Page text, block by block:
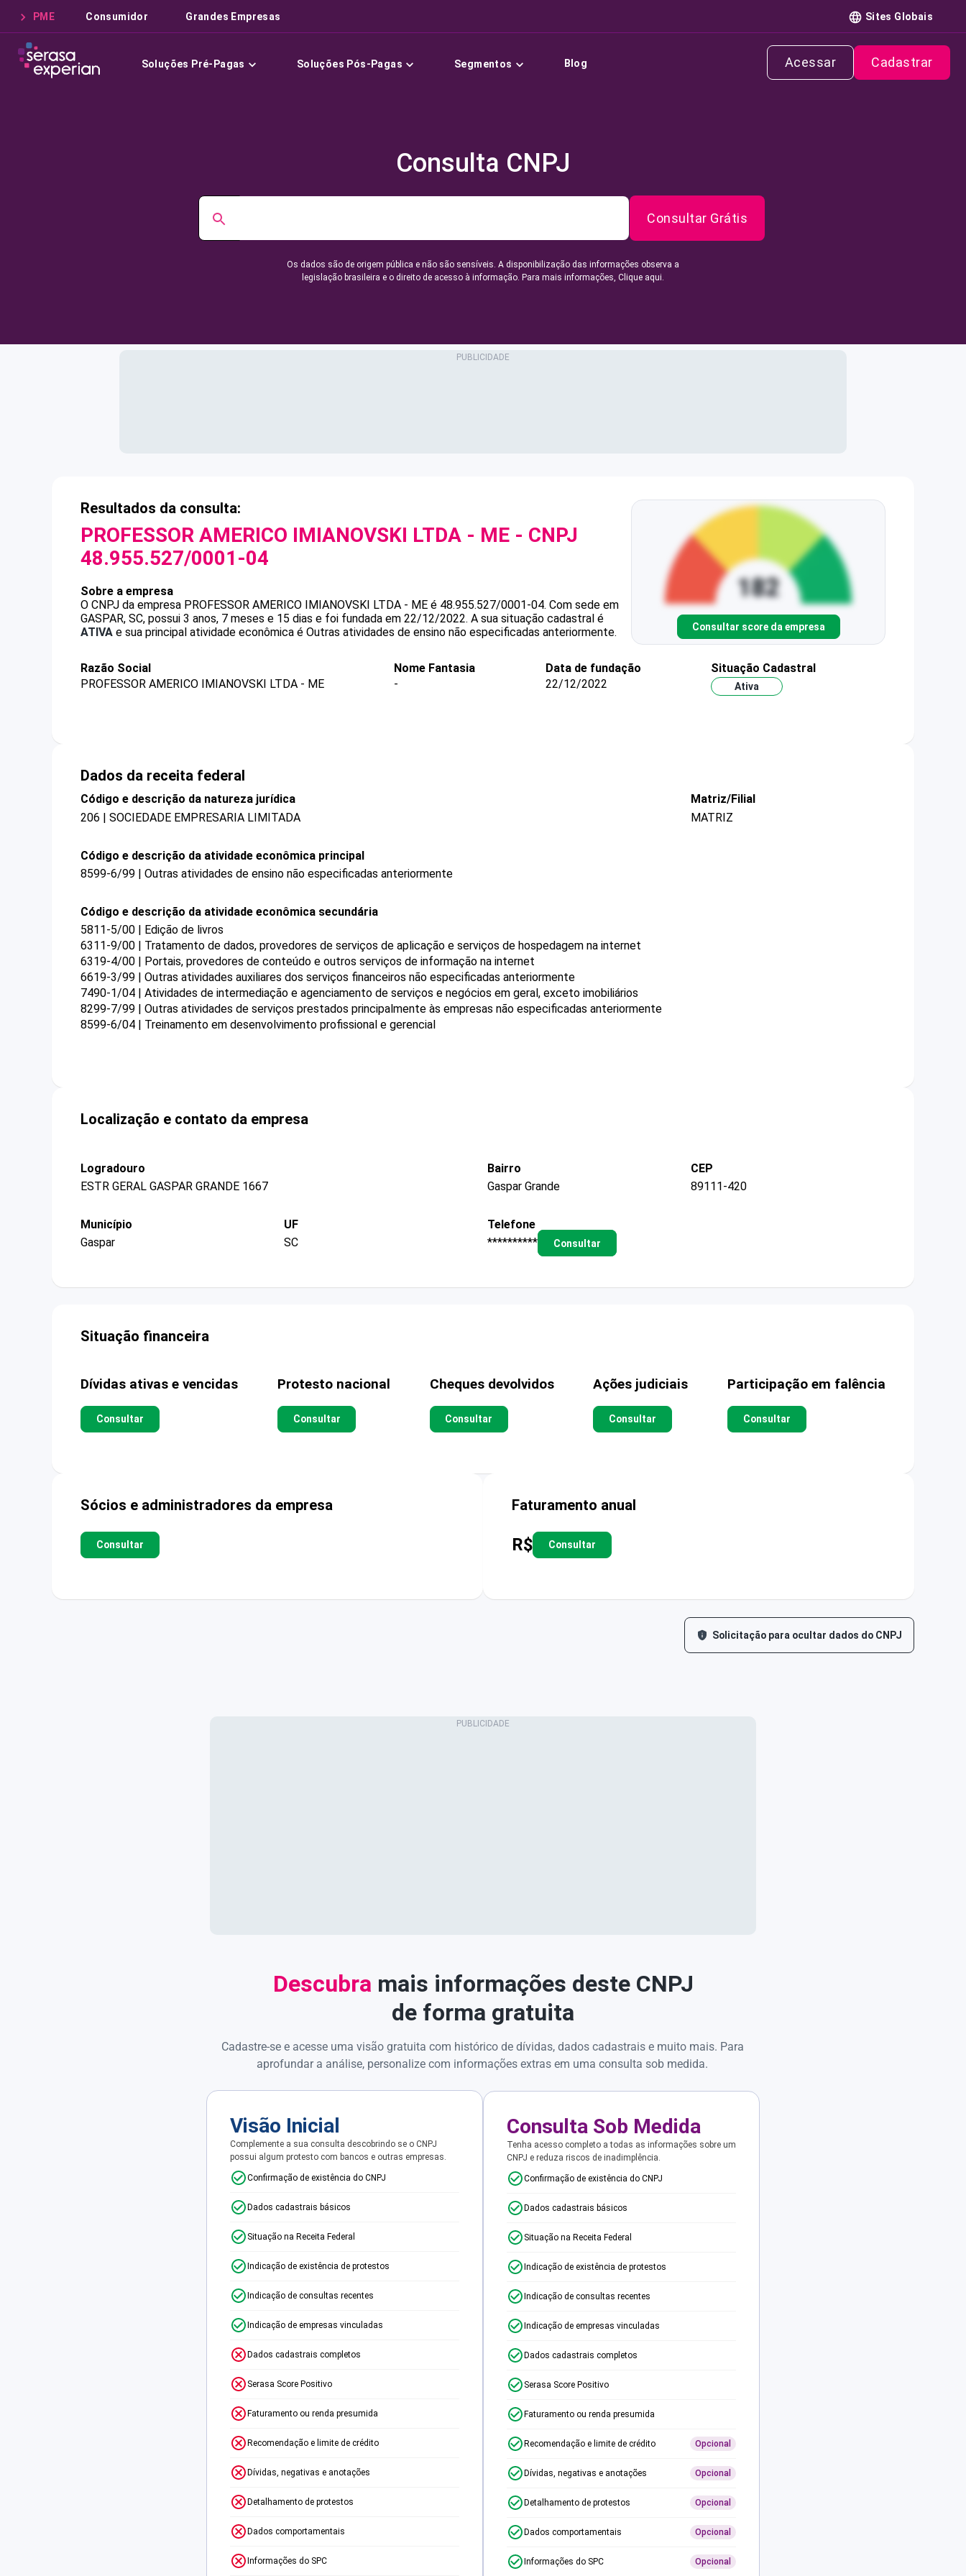
PME Consumidor Grandes Empresas Sites Globais
Soluções Pré-Pagas Soluções Pós-Pagas Segmentos Blog Acessar Cadastrar
Consulta CNPJ
Consultar Grátis
Os dados são de origem pública e não são sensíveis. A disponibilização das informações observa a
legislação brasileira e o direito de acesso à informação. Para mais informações, Clique aqui.
Resultados da consulta:
PROFESSOR AMERICO IMIANOVSKI LTDA - ME - CNPJ
48.955.527/0001-04
Sobre a empresa
O CNPJ da empresa PROFESSOR AMERICO IMIANOVSKI LTDA - ME é 48.955.527/0001-04. Com sede em
GASPAR, SC, possui 3 anos, 7 meses e 15 dias e foi fundada em 22/12/2022. A sua situação cadastral é
ATIVA e sua principal atividade econômica é Outras atividades de ensino não especificadas anteriormente. Consultar score da empresa
Razão Social
PROFESSOR AMERICO IMIANOVSKI LTDA - ME
Nome Fantasia
-
Data de fundação
22/12/2022
Situação Cadastral
Ativa
Dados da receita federal
Código e descrição da natureza jurídica
206 | SOCIEDADE EMPRESARIA LIMITADA
Matriz/Filial
MATRIZ
Código e descrição da atividade econômica principal
8599-6/99 | Outras atividades de ensino não especificadas anteriormente
Código e descrição da atividade econômica secundária
5811-5/00 | Edição de livros
6311-9/00 | Tratamento de dados, provedores de serviços de aplicação e serviços de hospedagem na internet
6319-4/00 | Portais, provedores de conteúdo e outros serviços de informação na internet
6619-3/99 | Outras atividades auxiliares dos serviços financeiros não especificadas anteriormente
7490-1/04 | Atividades de intermediação e agenciamento de serviços e negócios em geral, exceto imobiliários
8299-7/99 | Outras atividades de serviços prestados principalmente às empresas não especificadas anteriormente
8599-6/04 | Treinamento em desenvolvimento profissional e gerencial
Localização e contato da empresa
Logradouro
ESTR GERAL GASPAR GRANDE 1667
Bairro
Gaspar Grande
CEP
89111-420
Município
Gaspar
UF
SC
Telefone
**********
Consultar
Situação financeira
Dívidas ativas e vencidas
Consultar
Protesto nacional
Consultar
Cheques devolvidos
Consultar
Ações judiciais
Consultar
Participação em falência
Consultar
Sócios e administradores da empresa
Consultar
Faturamento anual
R$ Consultar
Solicitação para ocultar dados do CNPJ
Descubra mais informações deste CNPJ
de forma gratuita
Cadastre-se e acesse uma visão gratuita com histórico de dívidas, dados cadastrais e muito mais. Para
aprofundar a análise, personalize com informações extras em uma consulta sob medida.
Visão Inicial
Complemente a sua consulta descobrindo se o CNPJ
possui algum protesto com bancos e outras empresas.
Confirmação de existência do CNPJ
Dados cadastrais básicos
Situação na Receita Federal
Indicação de existência de protestos
Indicação de consultas recentes
Indicação de empresas vinculadas
Dados cadastrais completos
Serasa Score Positivo
Faturamento ou renda presumida
Recomendação e limite de crédito
Dívidas, negativas e anotações
Detalhamento de protestos
Dados comportamentais
Informações do SPC
Consulta Sob Medida
Tenha acesso completo a todas as informações sobre um
CNPJ e reduza riscos de inadimplência.
Confirmação de existência do CNPJ
Dados cadastrais básicos
Situação na Receita Federal
Indicação de existência de protestos
Indicação de consultas recentes
Indicação de empresas vinculadas
Dados cadastrais completos
Serasa Score Positivo
Faturamento ou renda presumida
Recomendação e limite de crédito Opcional
Dívidas, negativas e anotações Opcional
Detalhamento de protestos Opcional
Dados comportamentais Opcional
Informações do SPC Opcional